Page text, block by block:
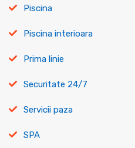
Piscina
Piscina interioara
Prima linie
Securitate 24/7
Servicii paza
SPA